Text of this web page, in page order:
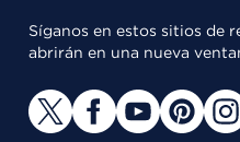
Síganos en estos sitios de
abrirán en una nueva